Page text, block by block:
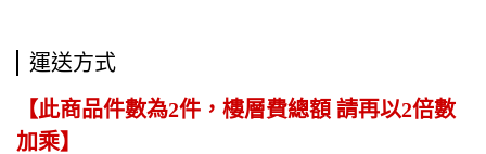
運送方式
【此商品件數為2件，樓層費總額 請再以2倍數
加乘】